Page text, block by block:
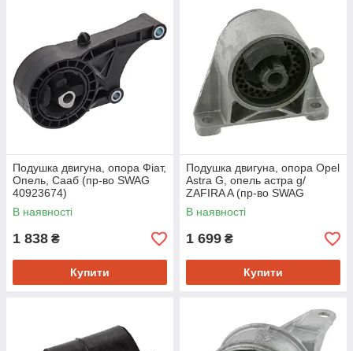
Подушка двигуна, опора Фіат,
Опель, Сааб (пр-во SWAG
40923674)
В наявності
1 838 ₴
Купити
Подушка двигуна, опора Opel
Astra G, опель астра g/
ZAFIRA A (пр-во SWAG
40130059)
В наявності
1 699 ₴
Купити